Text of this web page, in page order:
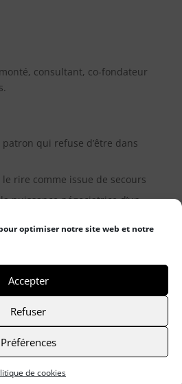
optimiser notre site web et notre
Accepter
Refuser
Préférences
de cookies
consultant, co-fondateur
qui refuse d’être dans
rire comme issue de secours
puissance négociatrice d’un
- Mentions légales
de cookies
Graphisme com & digitale